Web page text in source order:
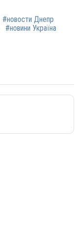
#новости Днепр
#новини Україна